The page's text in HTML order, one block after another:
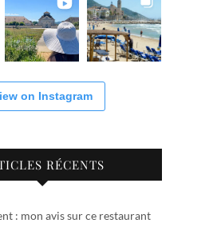
on Instagram
RÉCENTS
: mon avis sur ce restaurant